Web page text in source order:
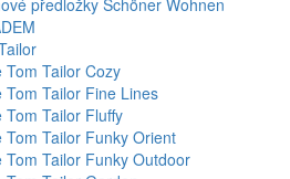
předložky Schöner Wohnen
Tom Tailor Cozy
Tom Tailor Fine Lines
Tom Tailor Fluffy
Tom Tailor Funky Orient
Tom Tailor Funky Outdoor